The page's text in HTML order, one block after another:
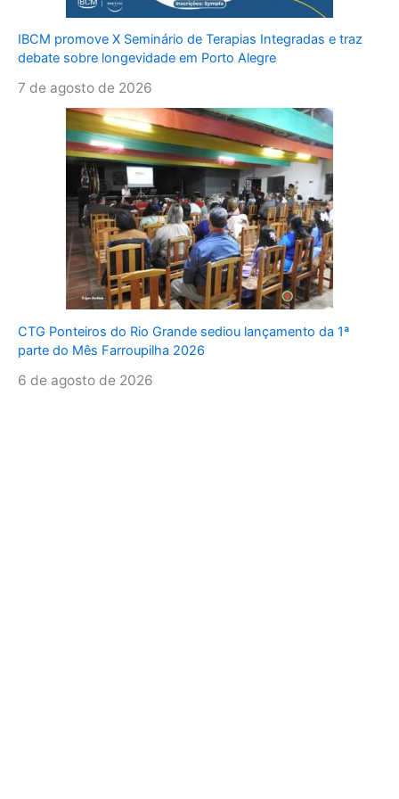
IBCM promove X Seminário de Terapias Integradas e traz
debate sobre longevidade em Porto Alegre
7 de agosto de 2026
CTG Ponteiros do Rio Grande sediou lançamento da 1ª
parte do Mês Farroupilha 2026
6 de agosto de 2026